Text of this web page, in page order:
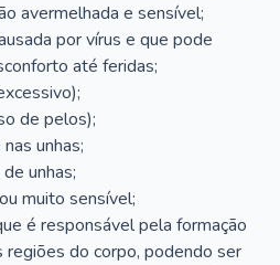
avermelhada e sensível;
por vírus e que pode
até feridas;
de pelos);
unhas;
unhas;
muito sensível;
é responsável pela formação
regiões do corpo, podendo ser